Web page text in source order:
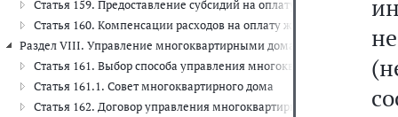
Статья 159. Предоставление субсидий на оплату жилого
Статья 160. Компенсации расходов на оплату жилых помещений
Раздел VIII. Управление многоквартирными домами (ст. 161 - 165)
Статья 161. Выбор способа управления многоквартирным
Статья 161.1. Совет многоквартирного дома
Статья 162. Договор управления многоквартирным домом